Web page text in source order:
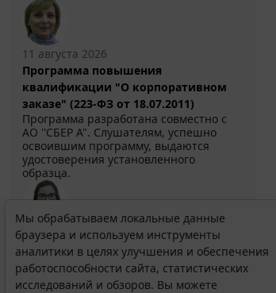
11 августа 2026
Программа повышения
квалификации "О корпоративном
заказе" (223-ФЗ от 18.07.2011)
Программа разработана совместно с
АО ''СБЕР А". Слушателям, успешно
освоившим программу, выдаются
удостоверения установленного
образца.
Выберите тему программы повышения квалификации
для юристов ...
Мы обрабатываем локальные данные
браузера и используем инструменты
аналитики в целях улучшения и обеспечения
работоспособности сайта, статистических
исследований и обзоров. Вы можете